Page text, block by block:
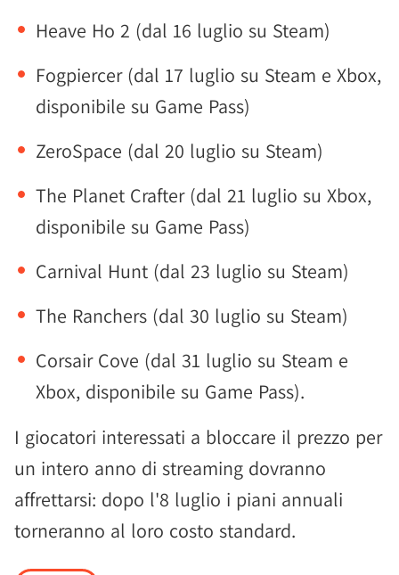
Heave Ho 2 (dal 16 luglio su Steam)
Fogpiercer (dal 17 luglio su Steam e Xbox,
disponibile su Game Pass)
ZeroSpace (dal 20 luglio su Steam)
The Planet Crafter (dal 21 luglio su Xbox,
disponibile su Game Pass)
Carnival Hunt (dal 23 luglio su Steam)
The Ranchers (dal 30 luglio su Steam)
Corsair Cove (dal 31 luglio su Steam e
Xbox, disponibile su Game Pass).
I giocatori interessati a bloccare il prezzo per
un intero anno di streaming dovranno
affrettarsi: dopo l'8 luglio i piani annuali
torneranno al loro costo standard.